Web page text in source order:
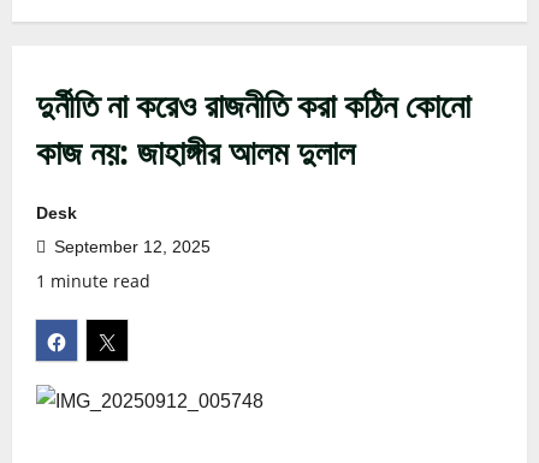
দুর্নীতি না করেও রাজনীতি করা কঠিন কোনো
কাজ নয়: জাহাঙ্গীর আলম দুলাল
Desk
September 12, 2025
1 minute read